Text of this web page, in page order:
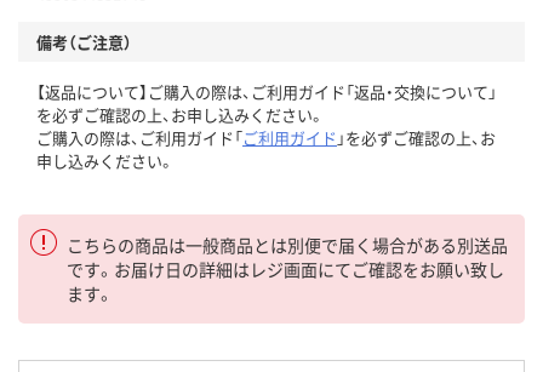
備考（ご注意）
【返品について】ご購入の際は、ご利用ガイド「返品・交換について」
を必ずご確認の上、お申し込みください。
ご購入の際は、ご利用ガイド「ご利用ガイド 」を必ずご確認の上、お
申し込みください。
こちらの商品は一般商品とは別便で届く場合がある別送品
です。お届け日の詳細はレジ画面にてご確認をお願い致し
ます。